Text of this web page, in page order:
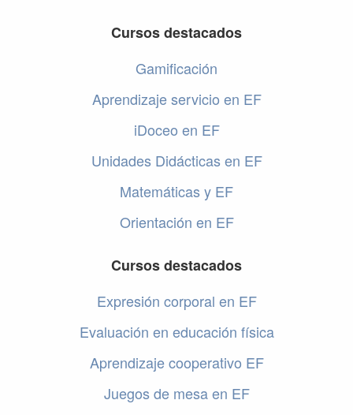
Cursos destacados
Gamificación
Aprendizaje servicio en EF
iDoceo en EF
Unidades Didácticas en EF
Matemáticas y EF
Orientación en EF
Cursos destacados
Expresión corporal en EF
Evaluación en educación física
Aprendizaje cooperativo EF
Juegos de mesa en EF